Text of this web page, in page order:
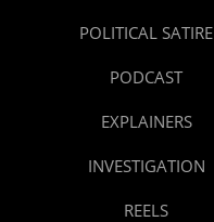
POLITICAL SATIRE
PODCAST
EXPLAINERS
INVESTIGATION
REELS